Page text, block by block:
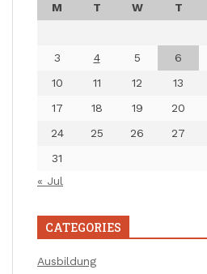
M T W T
3
4 5 6
10
11 12 13
17
18 19 20
24
25 26 27
31
« Jul
CATEGORIES
Ausbildung